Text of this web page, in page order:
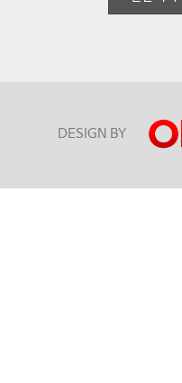
DESIGN BY